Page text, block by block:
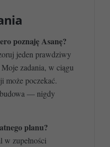
poznaję Asanę?
jeden prawdziwy
zadania, w ciągu
może poczekać.
— nigdy
planu?
zupełności